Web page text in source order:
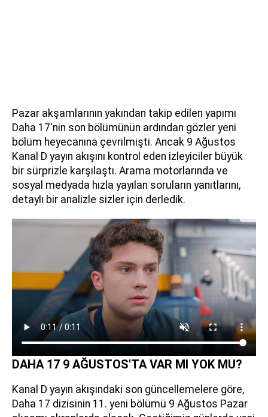
Pazar akşamlarının yakından takip edilen yapımı
Daha 17'nin son bölümünün ardından gözler yeni
bölüm heyecanına çevrilmişti. Ancak 9 Ağustos
Kanal D yayın akışını kontrol eden izleyiciler büyük
bir sürprizle karşılaştı. Arama motorlarında ve
sosyal medyada hızla yayılan soruların yanıtlarını,
detaylı bir analizle sizler için derledik.
DAHA 17 9 AĞUSTOS'TA VAR MI YOK MU?
Kanal D yayın akışındaki son güncellemelere göre,
Daha 17 dizisinin 11. yeni bölümü 9 Ağustos Pazar